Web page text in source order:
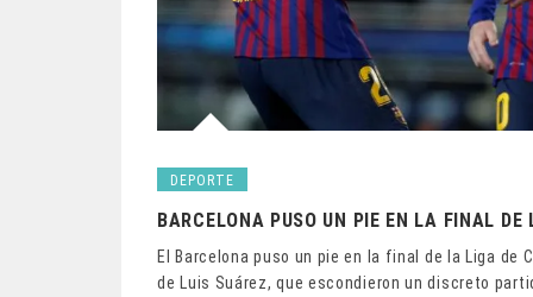
DEPORTE
BARCELONA PUSO UN PIE EN LA FINAL
El Barcelona puso un pie en la final de la Liga de
de Luis Suárez, que escondieron un discreto